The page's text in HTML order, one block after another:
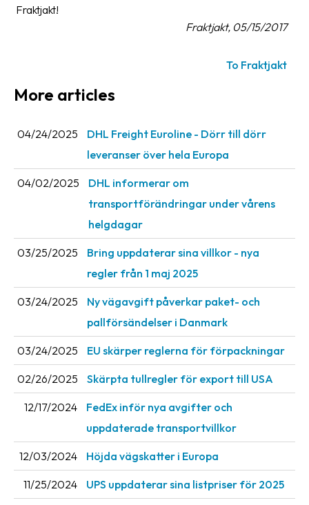
Barcode
About
Fraktjakt
Media
Job
career
News
Contact
Terms
Fraktjakt!
Fraktjakt, 05/15/2017
To Fraktjakt
More articles
04/24/2025
DHL Freight Euroline - Dörr till dörr
leveranser över hela Europa
04/02/2025
DHL informerar om
transportförändringar under vårens
helgdagar
03/25/2025
Bring uppdaterar sina villkor - nya
regler från 1 maj 2025
03/24/2025
Ny vägavgift påverkar paket- och
pallförsändelser i Danmark
03/24/2025 EU skärper reglerna för förpackningar
02/26/2025 Skärpta tullregler för export till USA
12/17/2024
FedEx inför nya avgifter och
uppdaterade transportvillkor
12/03/2024 Höjda vägskatter i Europa
11/25/2024 UPS uppdaterar sina listpriser för 2025